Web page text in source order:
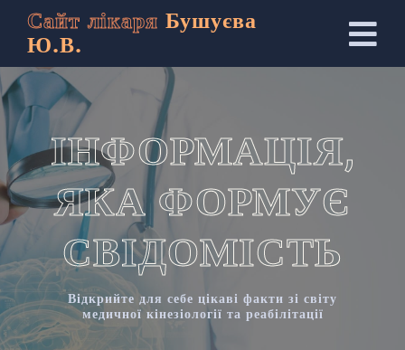
Сайт лікаря Бушуєва
Ю.В.
ІНФОРМАЦІЯ,
ЯКА ФОРМУЄ
СВІДОМІСТЬ
Відкрийте для себе цікаві факти зі світу
медичної кінезіології та реабілітації